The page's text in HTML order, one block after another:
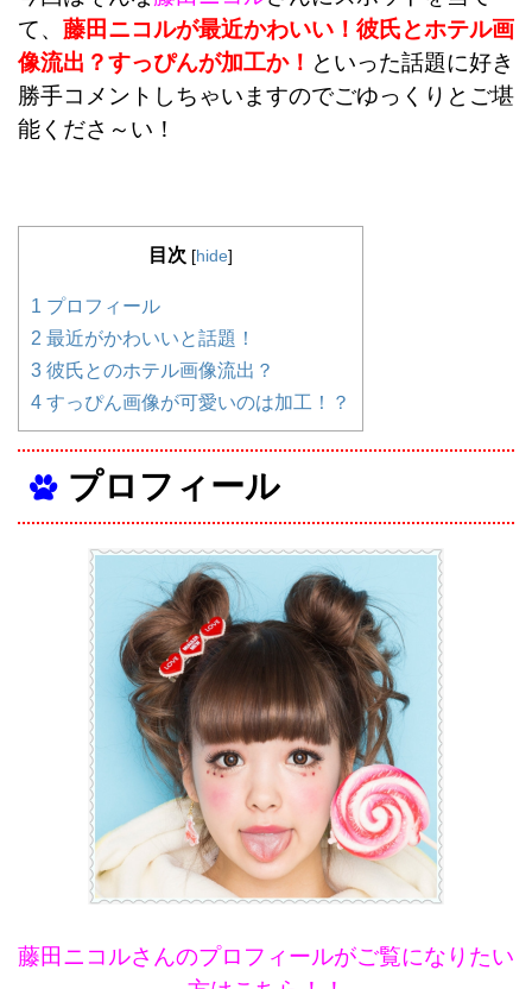
て、 藤田ニコルが最近かわいい！彼氏とホテル画
像流出？すっぴんが加工か！ といった話題に好き
勝手コメントしちゃいますのでごゆっくりとご堪
能くださ～い！
目次 [hide]
1 プロフィール
2 最近がかわいいと話題！
3 彼氏とのホテル画像流出？
4 すっぴん画像が可愛いのは加工！？
プロフィール
藤田ニコルさんのプロフィールがご覧になりたい